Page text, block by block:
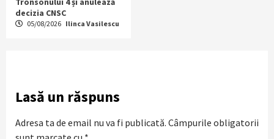
decizia CNSC
05/08/2026 Ilinca Vasilescu
Lasă un răspuns
Adresa ta de email nu va fi publicată. Câmpurile obligatorii